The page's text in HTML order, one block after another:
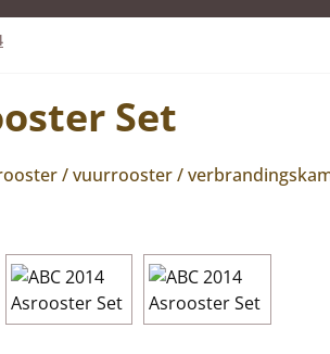
Set
/ vuurrooster /